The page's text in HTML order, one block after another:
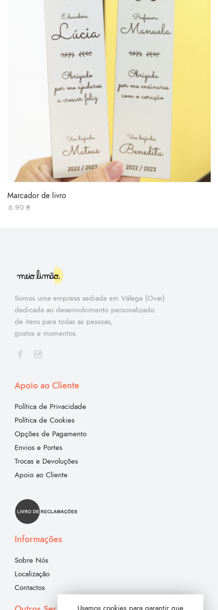
Marcador de livro
6.90 €
Somos uma empresa sediada em Válega (Ovar)
dedicada ao desenvolvimento personalizado
de itens para todas as pessoas,
gostos e momentos.
Apoio ao Cliente
Política de Privacidade
Política de Cookies
Opções de Pagamento
Envios e Portes
Trocas e Devoluções
Apoio ao Cliente
Informações
Sobre Nós
Localização
Contactos
Usamos cookies para garantir que